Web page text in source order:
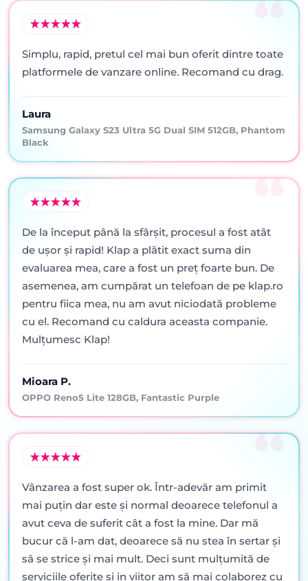
Simplu, rapid, pretul cel mai bun oferit dintre toate
platformele de vanzare online. Recomand cu drag.
Laura
Samsung Galaxy S23 Ultra 5G Dual SIM 512GB, Phantom
Black
De la început până la sfârșit, procesul a fost atât
de ușor și rapid! Klap a plătit exact suma din
evaluarea mea, care a fost un preț foarte bun. De
asemenea, am cumpărat un telefoan de pe klap.ro
pentru fiica mea, nu am avut niciodată probleme
cu el. Recomand cu caldura aceasta companie.
Mulțumesc Klap!
Mioara P.
OPPO Reno5 Lite 128GB, Fantastic Purple
Vânzarea a fost super ok. Într-adevăr am primit
mai puţin dar este şi normal deoarece telefonul a
avut ceva de suferit cât a fost la mine. Dar mă
bucur că l-am dat, deoarece să nu stea în sertar şi
să se strice şi mai mult. Deci sunt mulţumită de
serviciile oferite şi in viitor am să mai colaborez cu